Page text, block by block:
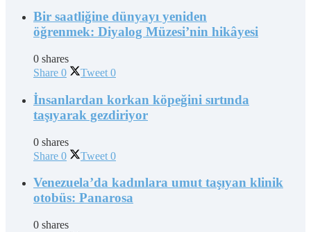
Bir saatliğine dünyayı yeniden
öğrenmek: Diyalog Müzesi’nin hikâyesi
0 shares
Share 0 Tweet 0
İnsanlardan korkan köpeğini sırtında
taşıyarak gezdiriyor
0 shares
Share 0 Tweet 0
Venezuela’da kadınlara umut taşıyan klinik
otobüs: Panarosa
0 shares